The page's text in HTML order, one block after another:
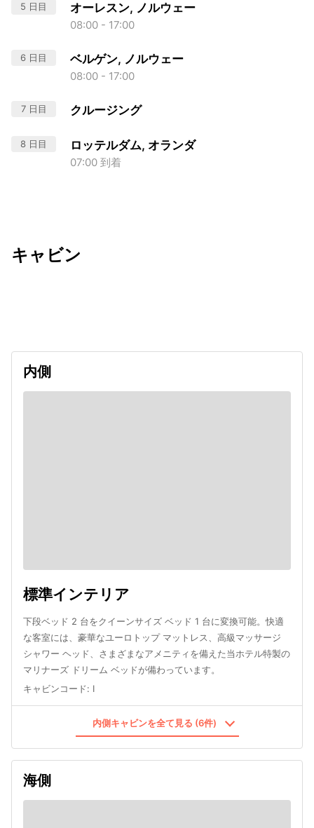
5 日目 オーレスン, ノルウェー
08:00 - 17:00
6 日目 ベルゲン, ノルウェー
08:00 - 17:00
7 日目 クルージング
8 日目 ロッテルダム, オランダ
07:00 到着
キャビン
内側
標準インテリア
下段ベッド 2 台をクイーンサイズ ベッド 1 台に変換可能。快適
な客室には、豪華なユーロトップ マットレス、高級マッサージ
シャワー ヘッド、さまざまなアメニティを備えた当ホテル特製の
マリナーズ ドリーム ベッドが備わっています。
キャビンコード: I
内側キャビンを全て見る (6件)
海側